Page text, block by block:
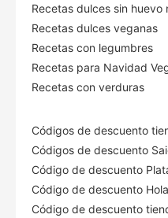
Recetas dulces sin huevo
Recetas dulces veganas
Recetas con legumbres
Recetas para Navidad
Recetas con verduras
Códigos de descuento
Códigos de descuento
Código de descuento
Código de descuento
Código de descuento